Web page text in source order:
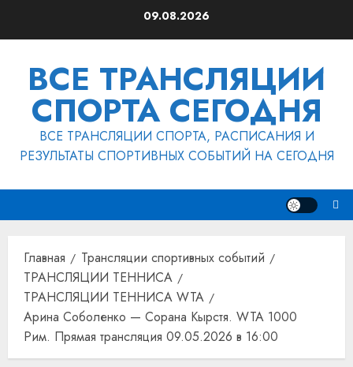
09.08.2026
ВСЕ ТРАНСЛЯЦИИ
СПОРТА СЕГОДНЯ
ВСЕ ТРАНСЛЯЦИИ СПОРТА, РАСПИСАНИЯ И
РЕЗУЛЬТАТЫ СПОРТИВНЫХ СОБЫТИЙ НА СЕГОДНЯ
Главная
Трансляции спортивных событий
ТРАНСЛЯЦИИ ТЕННИСА
ТРАНСЛЯЦИИ ТЕННИСА WTA
Арина Соболенко — Сорана Кырстя. WTA 1000
Рим. Прямая трансляция 09.05.2026 в 16:00